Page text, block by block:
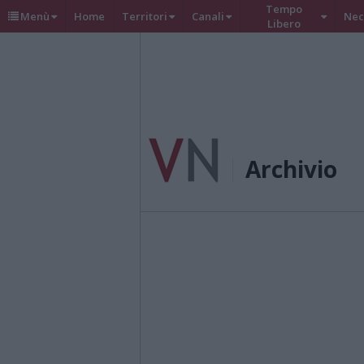
Menù Home Territori Canali
Tempo
Libero
Archivio